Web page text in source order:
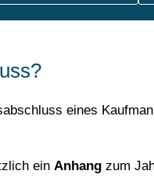
eines
ein Anhang zum